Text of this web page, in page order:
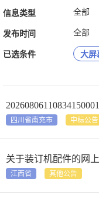
信息类型 全部
发布时间 全部
已选条件 大屏
四川省南充市 中标公告
关于装订机配件的网
江西省 其他公告